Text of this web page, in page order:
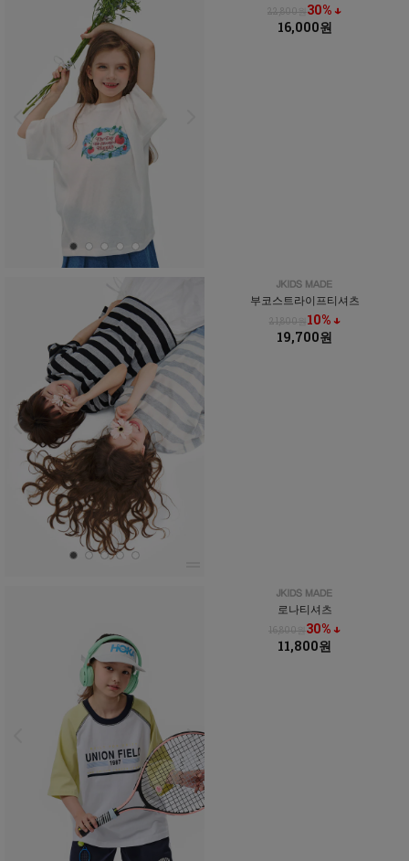
22,800원30% ↓
16,000원
부코스트라이프티셔츠
21,800원10% ↓
19,700원
로나티셔츠
16,800원30% ↓
11,800원